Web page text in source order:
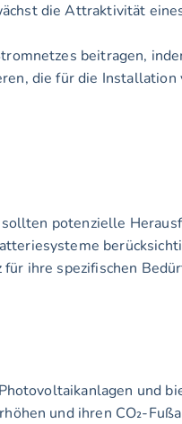
die Attraktivität
die für die
potenzielle
ihre spezifischen
und
und ihren CO₂-